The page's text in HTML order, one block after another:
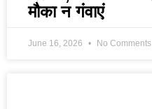
मौका न गंवाएं
June 16, 2026 No Comments